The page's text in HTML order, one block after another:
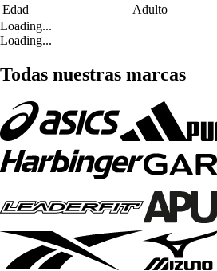
Edad
Adulto
Loading...
Loading...
Todas nuestras marcas